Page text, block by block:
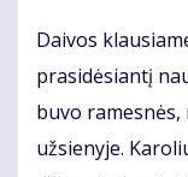
Daivos
prasidėsiantį
buvo
užsienyje.